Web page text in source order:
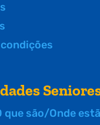
que são/Onde